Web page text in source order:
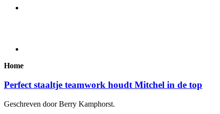
Home
Perfect staaltje teamwork houdt Mitchel in de top
Geschreven door Berry Kamphorst.